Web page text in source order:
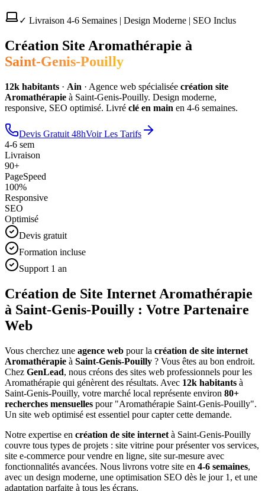
✓ Livraison 4-6 Semaines | Design Moderne | SEO Inclus
Création Site Aromathérapie à
Saint-Genis-Pouilly
12k habitants · Ain · Agence web spécialisée création site
Aromathérapie à Saint-Genis-Pouilly. Design moderne,
responsive, SEO optimisé. Livré clé en main en 4-6 semaines.
Devis Gratuit 48hVoir Les Tarifs
4-6 sem
Livraison
90+
PageSpeed
100%
Responsive
SEO
Optimisé
Devis gratuit
Formation incluse
Support 1 an
Création de Site Internet Aromathérapie
à Saint-Genis-Pouilly : Votre Partenaire
Web
Vous cherchez une agence web pour la création de site internet
Aromathérapie à Saint-Genis-Pouilly ? Vous êtes au bon endroit.
Chez GenLead, nous créons des sites web professionnels pour les
Aromathérapie qui génèrent des résultats. Avec 12k habitants à
Saint-Genis-Pouilly, votre marché local représente environ 80+
recherches mensuelles pour "Aromathérapie Saint-Genis-Pouilly".
Un site web optimisé est essentiel pour capter cette demande.
Notre expertise en création de site internet à Saint-Genis-Pouilly
couvre tous types de projets : site vitrine pour présenter vos services,
site e-commerce pour vendre en ligne, site sur-mesure avec
fonctionnalités avancées. Nous livrons votre site en 4-6 semaines,
avec un design moderne, une optimisation SEO dès le jour 1, et une
adaptation parfaite à tous les écrans.